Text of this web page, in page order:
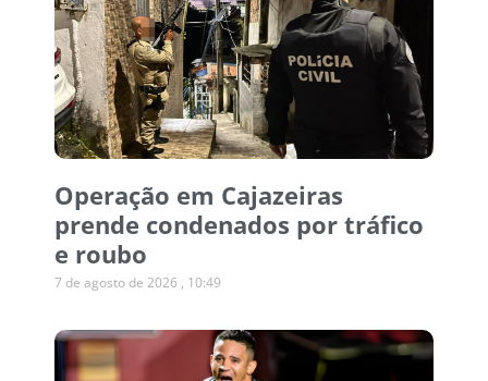
Operação em Cajazeiras
prende condenados por tráfico
e roubo
7 de agosto de 2026 10:49